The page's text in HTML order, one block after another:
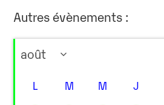
Autres évènements :
L M M J